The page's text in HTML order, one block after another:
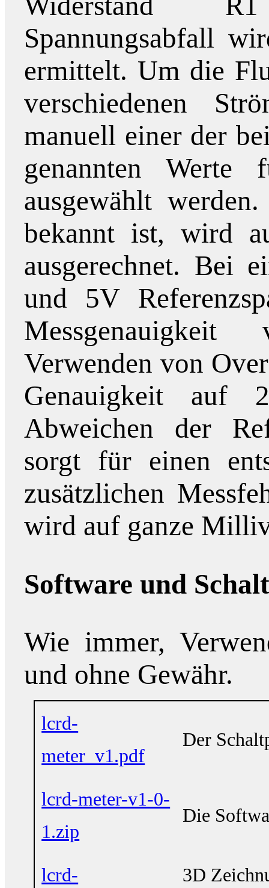
Spannungsabfall
ermittelt. Um die
verschiedenen
manuell einer der
genannten Werte
ausgewählt
bekannt ist, wird
ausgerechnet. Bei
und 5V
Verwenden von
Genauigkeit auf
Abweichen der
sorgt für einen
zusätzlichen
wird auf ganze
Software und
Wie immer,
und ohne Gewähr.
lcrd-
meter_v1.pdf
Der
lcrd-meter-v1-0-
1.zip
Die
lcrd-
3D